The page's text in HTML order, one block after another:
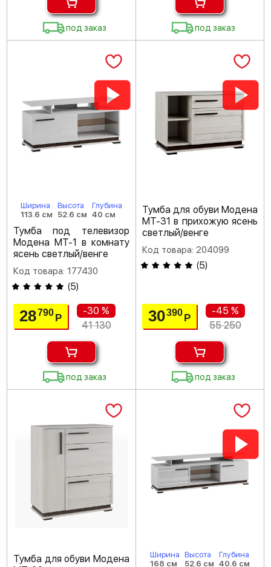
под заказ под заказ
Ширина
113.6 см
Высота
52.6 см
Глубина
40 см
Тумба под телевизор
Модена МТ-1 в комнату
ясень светлый/венге
Код товара: 177430
(5)
28790Р
-30 %
41 130
под заказ
Тумба для обуви Модена
МТ-31 в прихожую ясень
светлый/венге
Код товара: 204099
(5)
30390 Р
-45 %
55 250
под заказ
Тумба для обуви Модена
Ширина
168 см
Высота
52.6 см
Глубина
40.6 см